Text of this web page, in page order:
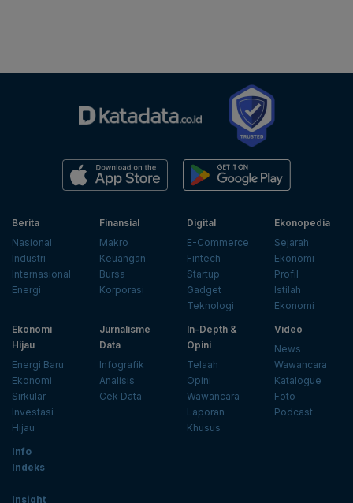
Berita
Nasional
Industri
Internasional
Energi
Finansial
Makro
Keuangan
Bursa
Korporasi
Digital
E-Commerce
Fintech
Startup
Gadget
Teknologi
Ekonopedia
Sejarah
Ekonomi
Profil
Istilah
Ekonomi
Ekonomi
Hijau
Energi Baru
Ekonomi
Sirkular
Investasi
Hijau
Jurnalisme
Data
Infografik
Analisis
Cek Data
In-Depth &
Opini
Telaah
Opini
Wawancara
Laporan
Khusus
Video
News
Wawancara
Katalogue
Foto
Podcast
Info
Indeks
Insight